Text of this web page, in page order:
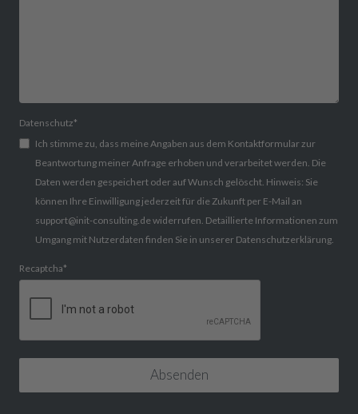
Datenschutz*
Ich stimme zu, dass meine Angaben aus dem Kontaktformular zur
Beantwortung meiner Anfrage erhoben und verarbeitet werden. Die
Daten werden gespeichert oder auf Wunsch gelöscht. Hinweis: Sie
können Ihre Einwilligung jederzeit für die Zukunft per E-Mail an
support@init-consulting.de widerrufen. Detaillierte Informationen zum
Umgang mit Nutzerdaten finden Sie in unserer Datenschutzerklärung.
Recaptcha*